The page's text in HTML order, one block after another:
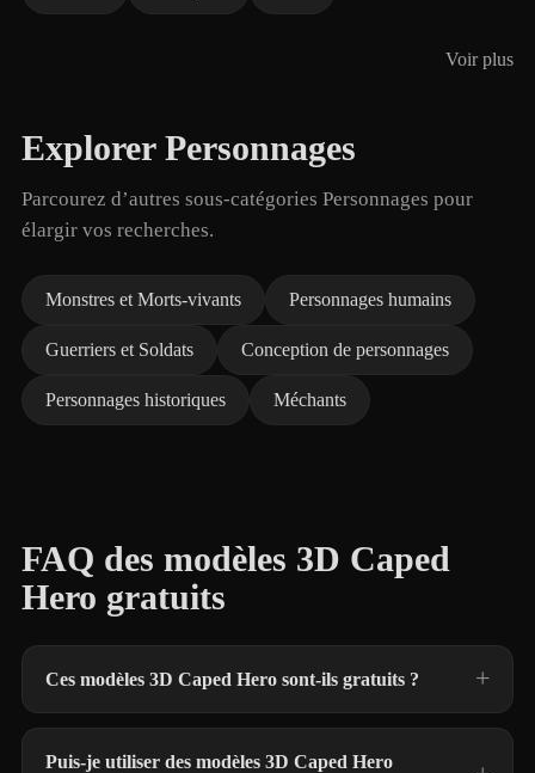
Voir plus
Explorer Personnages
Parcourez d’autres sous-catégories Personnages pour
élargir vos recherches.
Monstres et Morts-vivants Personnages humains
Guerriers et Soldats Conception de personnages
Personnages historiques Méchants
FAQ des modèles 3D Caped
Hero gratuits
Ces modèles 3D Caped Hero sont-ils gratuits ?
Puis-je utiliser des modèles 3D Caped Hero